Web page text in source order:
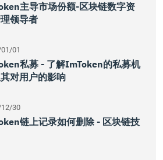
主导市场份额-区块链数字资
领导者
01
私募 - 了解imToken的私募机
对用户的影响
30
链上记录如何删除 - 区块链技